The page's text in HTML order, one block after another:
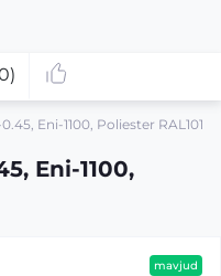
Eni-1100, Poliester RAL1018
Eni-1100,
mavjud